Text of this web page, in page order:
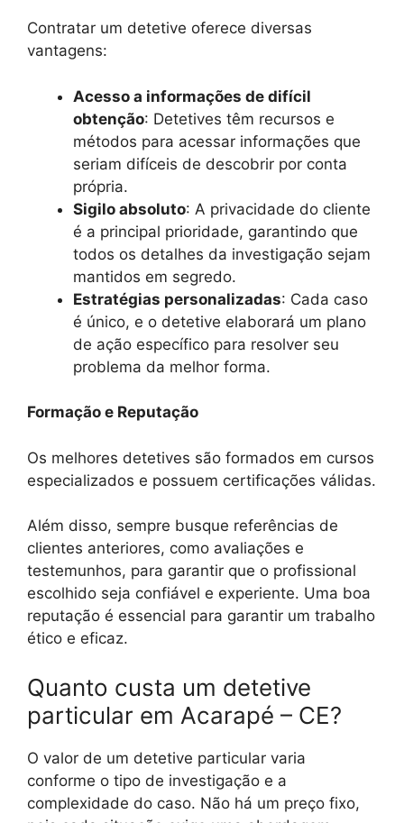
Contratar um detetive oferece diversas
vantagens:
Acesso a informações de difícil
obtenção: Detetives têm recursos e
métodos para acessar informações que
seriam difíceis de descobrir por conta
própria.
Sigilo absoluto: A privacidade do cliente
é a principal prioridade, garantindo que
todos os detalhes da investigação sejam
mantidos em segredo.
Estratégias personalizadas: Cada caso
é único, e o detetive elaborará um plano
de ação específico para resolver seu
problema da melhor forma.
Formação e Reputação
Os melhores detetives são formados em cursos
especializados e possuem certificações válidas.
Além disso, sempre busque referências de
clientes anteriores, como avaliações e
testemunhos, para garantir que o profissional
escolhido seja confiável e experiente. Uma boa
reputação é essencial para garantir um trabalho
ético e eficaz.
Quanto custa um detetive
particular em Acarapé – CE?
O valor de um detetive particular varia
conforme o tipo de investigação e a
complexidade do caso. Não há um preço fixo,